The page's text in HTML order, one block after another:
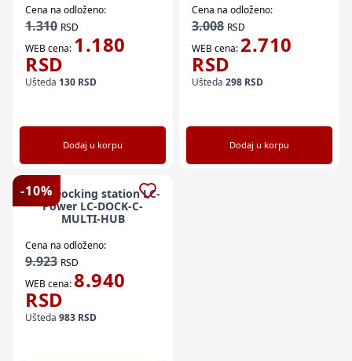
Cena na odloženo:
1.310 RSD
WEB cena: 1.180
RSD
Ušteda 130 RSD
Dodaj u korpu
Gen.2x1) Usb Type-C
Cena na odloženo:
3.008 RSD
WEB cena: 2.710
RSD
Ušteda 298 RSD
Dodaj u korpu
-10%
HDD Docking station LC-
Power LC-DOCK-C-
MULTI-HUB
Cena na odloženo:
9.923 RSD
WEB cena:8.940
RSD
Ušteda 983 RSD